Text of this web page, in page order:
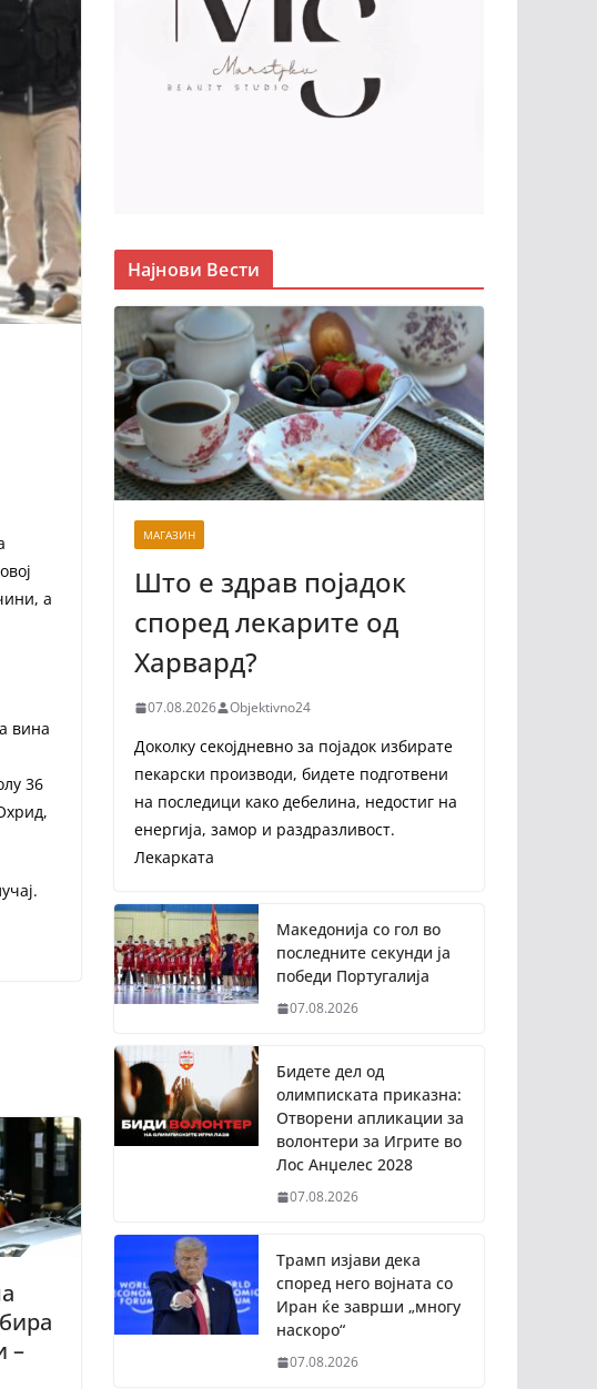
а
вина
36
–
Најнови Вести
МАГАЗИН
Што е здрав појадок
според лекарите од
Харвард?
07.08.2026 Objektivno24
Доколку секојдневно за појадок избирате
пекарски производи, бидете подготвени
на последици како дебелина, недостиг на
енергија, замор и раздразливост.
Лекарката
Македонија со гол во
последните секунди ја
победи Португалија
07.08.2026
Бидете дел од
олимписката приказна:
Отворени апликации за
волонтери за Игрите во
Лос Анџелес 2028
07.08.2026
Трамп изјави дека
според него војната со
Иран ќе заврши „многу
наскоро“
07.08.2026